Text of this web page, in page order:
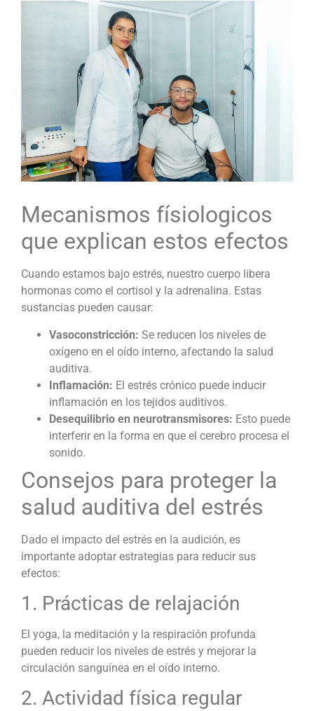
Mecanismos físiologicos
que explican estos efectos
Cuando estamos bajo estrés, nuestro cuerpo libera
hormonas como el cortisol y la adrenalina. Estas
sustancias pueden causar:
Vasoconstricción: Se reducen los niveles de
oxígeno en el oído interno, afectando la salud
auditiva.
Inflamación: El estrés crónico puede inducir
inflamación en los tejidos auditivos.
Desequilibrio en neurotransmisores: Esto puede
interferir en la forma en que el cerebro procesa el
sonido.
Consejos para proteger la
salud auditiva del estrés
Dado el impacto del estrés en la audición, es
importante adoptar estrategias para reducir sus
efectos:
1. Prácticas de relajación
El yoga, la meditación y la respiración profunda
pueden reducir los niveles de estrés y mejorar la
circulación sanguínea en el oído interno.
2. Actividad física regular